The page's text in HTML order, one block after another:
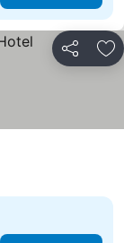
シェア お
を表示